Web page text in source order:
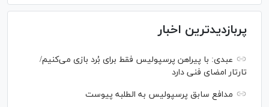
پربازدیدترین اخبار
عبدی: با پیراهن پرسپولیس فقط برای بُرد بازی می‌کنیم/
تارتار امضای فنی دارد
مدافع سابق پرسپولیس به الطلبه پیوست